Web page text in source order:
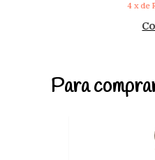
4 x de
Para